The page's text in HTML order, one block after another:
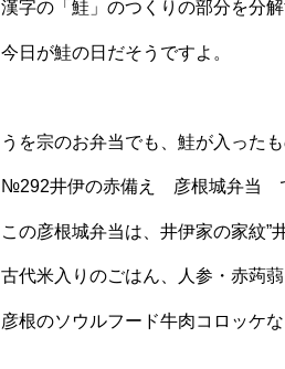
漢字の「鮭」のつくりの部分を分
今日が鮭の日だそうですよ。
うを宗のお弁当でも、鮭が入ったも
№292井伊の赤備え 彦根城弁当
この彦根城弁当は、井伊家の家紋”
古代米入りのごはん、人参・赤蒟
彦根のソウルフード牛肉コロッケ